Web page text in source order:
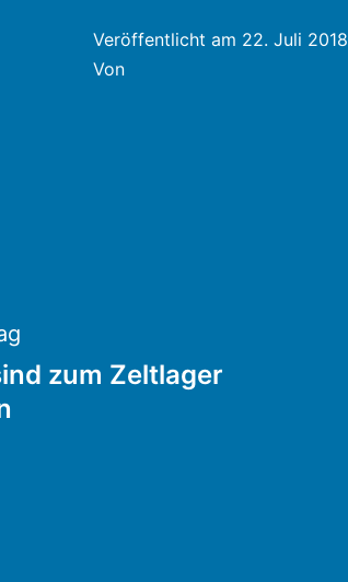
Veröffentlicht am 22. Juli 2018
Von
zum Zeltlager